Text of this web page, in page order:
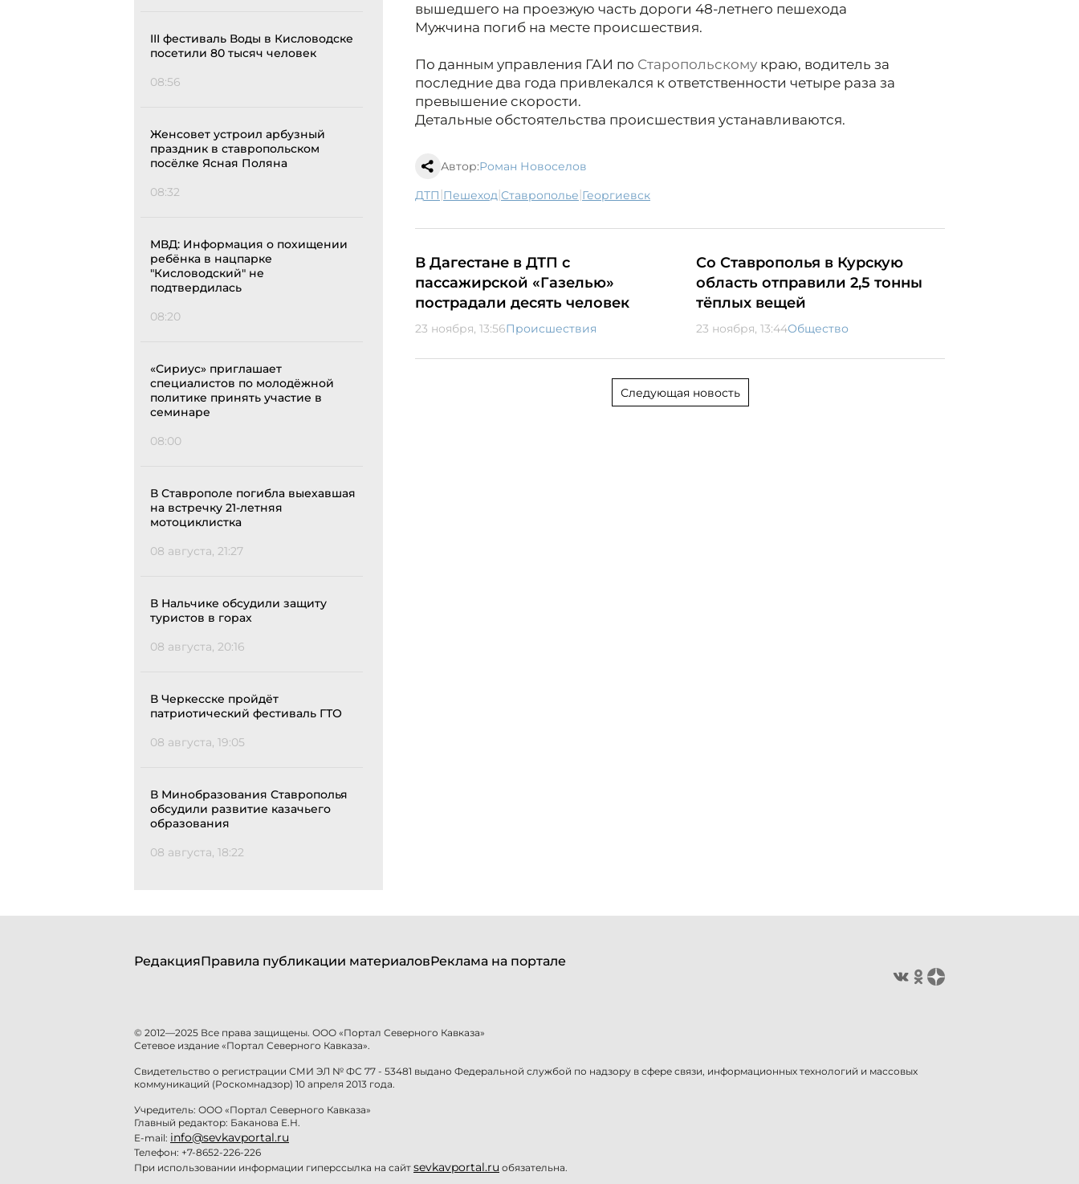
III фестиваль Воды в Кисловодске
посетили 80 тысяч человек
08:56
Женсовет устроил арбузный
праздник в ставропольском
посёлке Ясная Поляна
08:32
МВД: Информация о похищении
ребёнка в нацпарке
"Кисловодский" не
подтвердилась
08:20
«Сириус» приглашает
специалистов по молодёжной
политике принять участие в
семинаре
08:00
В Ставрополе погибла выехавшая
на встречку 21-летняя
мотоциклистка
08 августа, 21:27
В Нальчике обсудили защиту
туристов в горах
08 августа, 20:16
В Черкесске пройдёт
патриотический фестиваль ГТО
08 августа, 19:05
В Минобразования Ставрополья
обсудили развитие казачьего
образования
08 августа, 18:22
вышедшего на проезжую часть дороги 48-летнего пешехода
Мужчина погиб на месте происшествия.
По данным управления ГАИ по Старопольскому краю, водитель за
последние два года привлекался к ответственности четыре раза за
превышение скорости.
Детальные обстоятельства происшествия устанавливаются.
Автор:Роман Новоселов
ДТП | пешеход| Ставрополье| Георгиевск
В Дагестане в ДТП с
пассажирской «Газелью»
пострадали десять человек
23 ноября, 13:56Происшествия
Со Ставрополья в Курскую
область отправили 2,5 тонны
тёплых вещей
23 ноября, 13:44Общество
Следующая новость
РедакцияПравила публикации материаловРеклама на портале
© 2012—2025 Все права защищены. ООО «Портал Северного Кавказа»
Сетевое издание «Портал Северного Кавказа».
Свидетельство о регистрации СМИ ЭЛ № ФС 77 - 53481 выдано Федеральной службой по надзору в сфере связи, информационных технологий и массовых
коммуникаций (Роскомнадзор) 10 апреля 2013 года.
Учредитель: ООО «Портал Северного Кавказа»
Главный редактор: Баканова Е.Н.
E-mail: info@sevkavportal.ru
Телефон: +7-8652-226-226
При использовании информации гиперссылка на сайт sevkavportal.ru обязательна.